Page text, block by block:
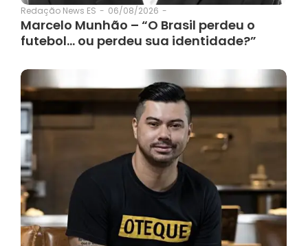
Redação News ES - 06/08/2026 -
Marcelo Munhão – “O Brasil perdeu o
futebol… ou perdeu sua identidade?”